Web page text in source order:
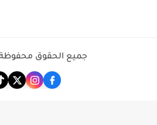
جميع الحقوق محفوظة ©